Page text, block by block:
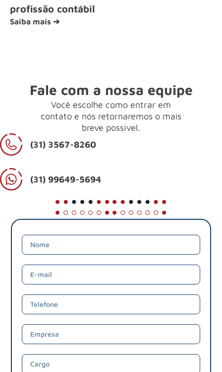
profissão contábil
Saiba mais ➔
Fale com a nossa equipe
Você escolhe como entrar em
contato e nós retornaremos o mais
breve possível.
(31) 3567-8260
(31) 99649-5694